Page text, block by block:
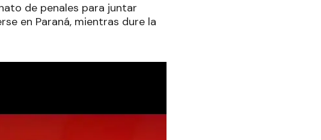
de penales para juntar
en Paraná, mientras dure la